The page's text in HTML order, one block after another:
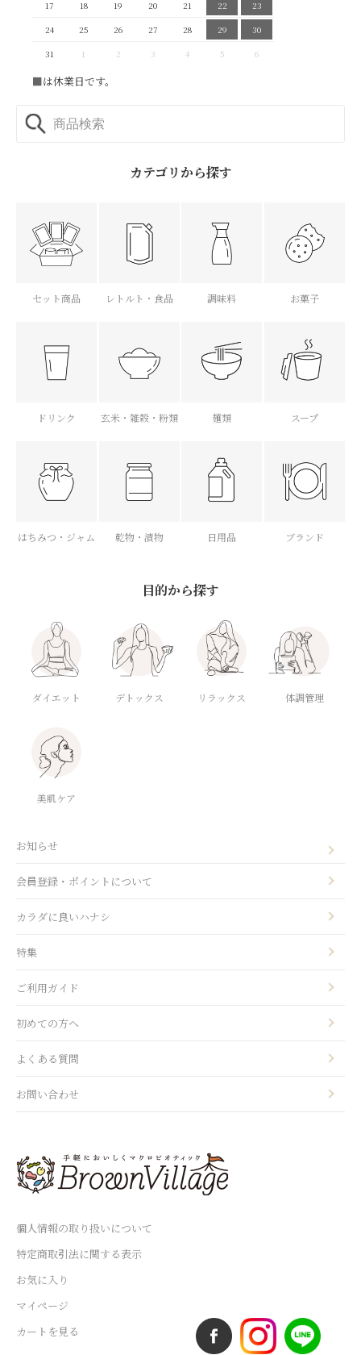
17
18 19 20 21 22
23
24
25 26 27 28 29
30
31
1 2 3 4 5 6
■は休業日です。
カテゴリから探す
セット商品 レトルト・食品 調味料 お菓子
ドリンク 玄米・雑穀・粉類 麺類 スープ
はちみつ・ジャム 乾物・漬物 日用品 ブランド
目的から探す
ダイエット デトックス リラックス 体調管理
美肌ケア
個人情報の取り扱いについて
特定商取引法に関する表示
お気に入り
マイページ
カートを見る
お知らせ
会員登録・ポイントについて
カラダに良いハナシ
特集
ご利用ガイド
初めての方へ
よくある質問
お問い合わせ